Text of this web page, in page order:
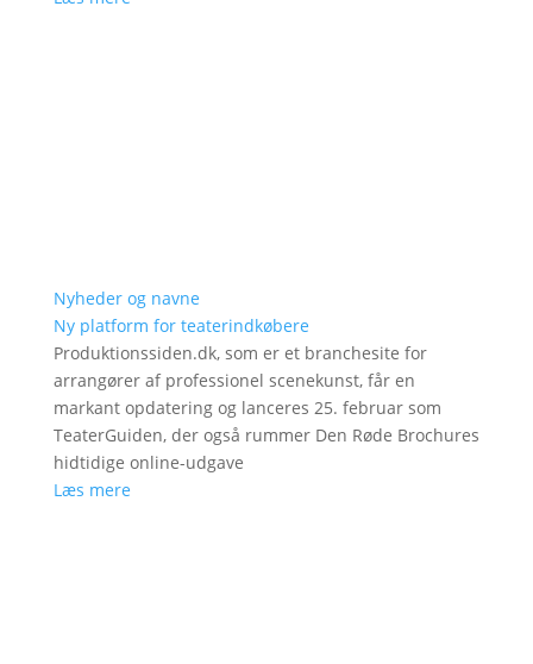
Nyheder og navne
Ny platform for teaterindkøbere
Produktionssiden.dk, som er et branchesite for
arrangører af professionel scenekunst, får en
markant opdatering og lanceres 25. februar som
TeaterGuiden, der også rummer Den Røde Brochures
hidtidige online-udgave
Læs mere